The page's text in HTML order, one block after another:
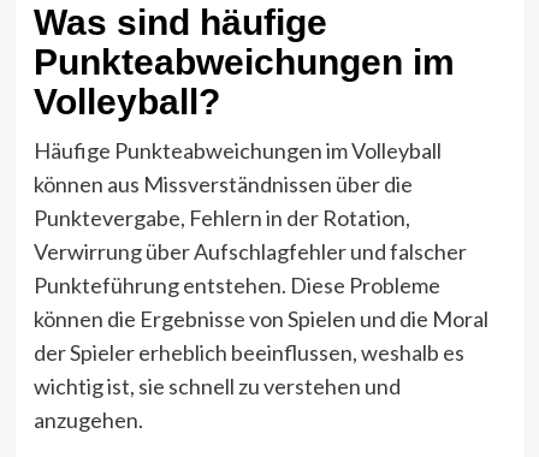
Was sind häufige
Punkteabweichungen im
Volleyball?
Häufige Punkteabweichungen im Volleyball
können aus Missverständnissen über die
Punktevergabe, Fehlern in der Rotation,
Verwirrung über Aufschlagfehler und falscher
Punkteführung entstehen. Diese Probleme
können die Ergebnisse von Spielen und die Moral
der Spieler erheblich beeinflussen, weshalb es
wichtig ist, sie schnell zu verstehen und
anzugehen.